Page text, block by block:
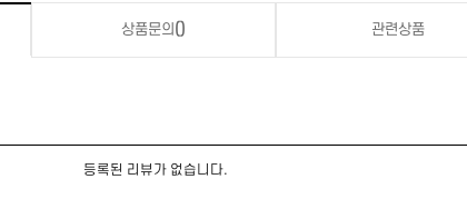
상품문의 () 관련상품
등록된 리뷰가 없습니다.